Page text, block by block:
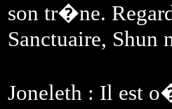
son tr�ne.
Sanctuaire, Shun
Joneleth : Il est